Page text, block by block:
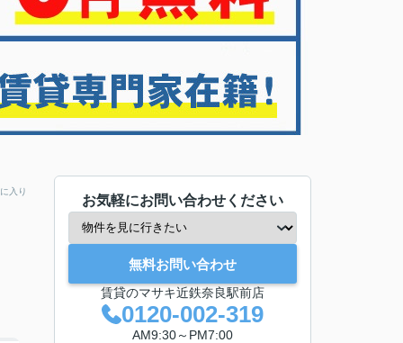
入り
お気軽にお問い合わせください
無料お問い合わせ
賃貸のマサキ近鉄奈良駅前店
0120-002-319
AM9:30～PM7:00